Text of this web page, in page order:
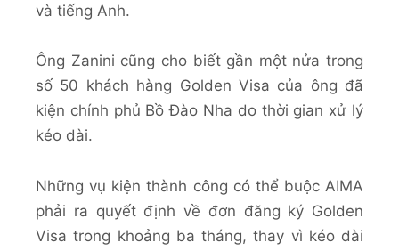
và tiếng Anh.
Ông Zanini cũng cho biết gần một nửa trong
số 50 khách hàng Golden Visa của ông đã
kiện chính phủ Bồ Đào Nha do thời gian xử lý
kéo dài.
Những vụ kiện thành công có thể buộc AIMA
phải ra quyết định về đơn đăng ký Golden
Visa trong khoảng ba tháng, thay vì kéo dài